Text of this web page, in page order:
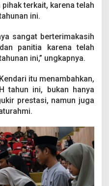
terkait, karena telah
ini.
sangat berterimakasih
panitia karena telah
ini,” ungkapnya.
itu menambahkan,
tahun ini, bukan hanya
prestasi, namun juga